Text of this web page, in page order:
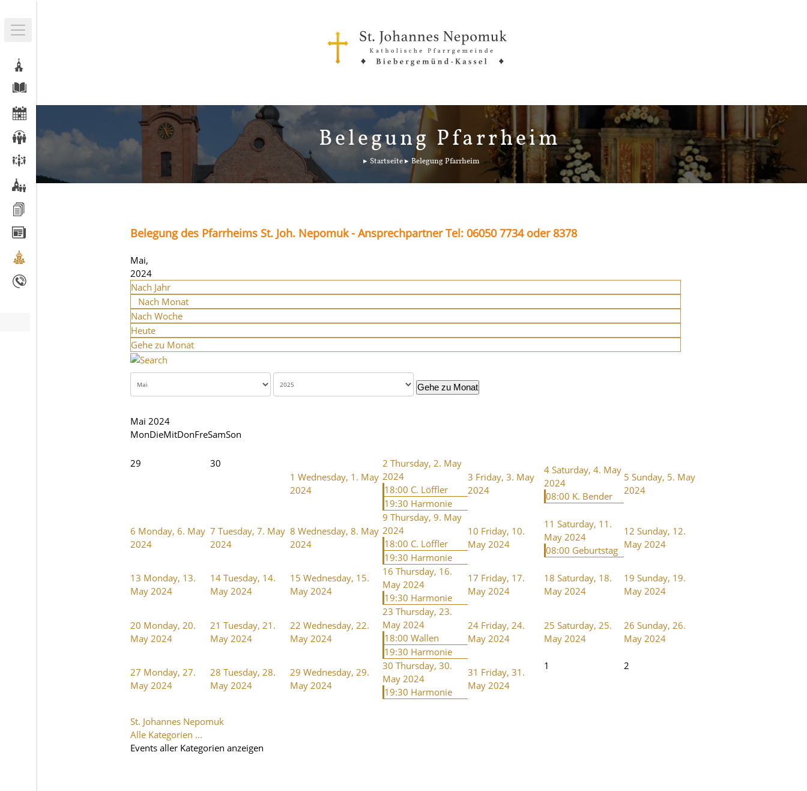
Belegung Pfarrheim
Startseite Belegung Pfarrheim
Belegung des Pfarrheims St. Joh. Nepomuk - Ansprechpartner Tel: 06050 7734 oder 8378
Mai,
2024
Nach Jahr
Nach Monat
Nach Woche
Heute
Gehe zu Monat
Gehe zu Monat
Mai 2024
MonDieMitDonFreSamSon
29
30
1 Wednesday, 1. May
2024
2 Thursday, 2. May
2024
18:00 C. Löffler
19:30 Harmonie
3 Friday, 3. May
2024
4 Saturday, 4. May
2024
08:00 K. Bender
5 Sunday, 5. May
2024
6 Monday, 6. May
2024
7 Tuesday, 7. May
2024
8 Wednesday, 8. May
2024
9 Thursday, 9. May
2024
18:00 C. Löffler
19:30 Harmonie
10 Friday, 10.
May 2024
11 Saturday, 11.
May 2024
08:00 Geburtstag
12 Sunday, 12.
May 2024
13 Monday, 13.
May 2024
14 Tuesday, 14.
May 2024
15 Wednesday, 15.
May 2024
16 Thursday, 16.
May 2024
19:30 Harmonie
17 Friday, 17.
May 2024
18 Saturday, 18.
May 2024
19 Sunday, 19.
May 2024
20 Monday, 20.
May 2024
21 Tuesday, 21.
May 2024
22 Wednesday, 22.
May 2024
23 Thursday, 23.
May 2024
18:00 Wallen
19:30 Harmonie
24 Friday, 24.
May 2024
25 Saturday, 25.
May 2024
26 Sunday, 26.
May 2024
27 Monday, 27.
May 2024
28 Tuesday, 28.
May 2024
29 Wednesday, 29.
May 2024
30 Thursday, 30.
May 2024
19:30 Harmonie
31 Friday, 31.
May 2024
1 2
St. Johannes Nepomuk
Alle Kategorien ...
Events aller Kategorien anzeigen